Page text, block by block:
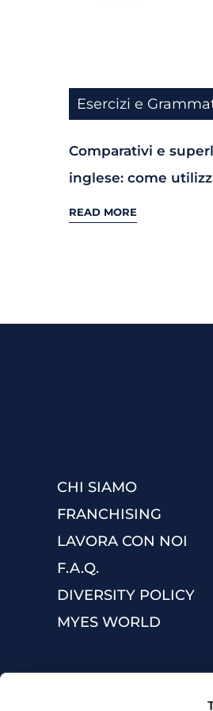
Esercizi e
Comparativi e
inglese: come
READ MORE
CHI SIAMO
FRANCHISING
LAVORA CON NOI
F.A.Q.
DIVERSITY POLICY
MYES WORLD